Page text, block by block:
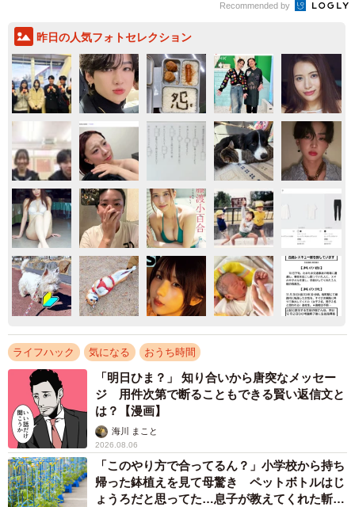
Recommended by
昨日の人気フォトセレクション
ライフハック 気になる おうち時間
「明日ひま？」 知り合いから唐突なメッセー
ジ 用件次第で断ることもできる賢い返信文と
は？【漫画】
海川 まこと
2026.08.06
「このやり方で合ってるん？」小学校から持ち
帰った鉢植えを見て母驚き ペットボトルはじ
ょうろだと思ってた…息子が教えてくれた斬新